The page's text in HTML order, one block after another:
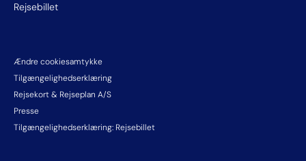
Rejsebillet
Ændre cookiesamtykke
Tilgængelighedserklæring
Rejsekort & Rejseplan A/S
Presse
Tilgængelighedserklæring: Rejsebillet